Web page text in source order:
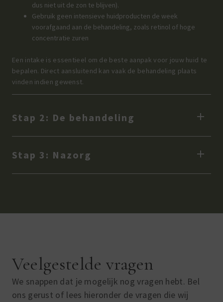
dus niet uit de zon te blijven).
Gebruik geen intensieve huidproducten de week
voorafgaand aan de behandeling, zoals retinol of hoge
concentratie zuren
Een intake is essentieel om de beste aanpak voor jouw huid te
bepalen. Direct aansluitend kan vaak de behandeling plaats
vinden indien gewenst.
Stap 2: De behandeling
Stap 3: Nazorg
Veelgestelde vragen
We snappen dat je mogelijk nog vragen hebt. Bel
ons gerust of lees hieronder de vragen die wij